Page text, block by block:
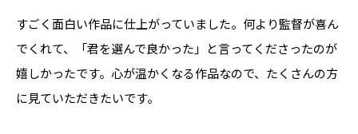
すごく面白い作品に仕上がっていました。何より監督が喜ん
でくれて、「君を選んで良かった」と言ってくださったのが
嬉しかったです。心が温かくなる作品なので、たくさんの方
に見ていただきたいです。